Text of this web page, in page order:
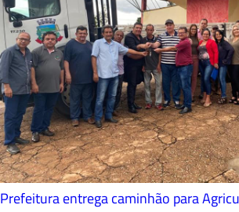
Prefeitura entrega caminhão para